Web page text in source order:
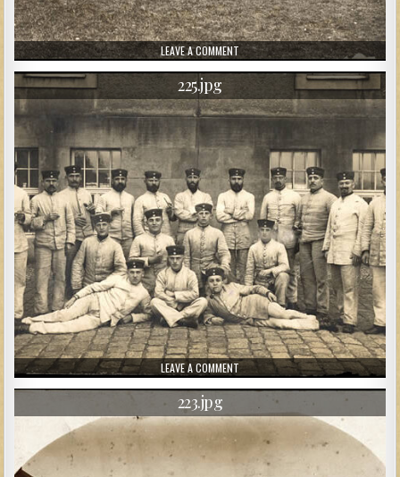
LEAVE A COMMENTON 226.JPG
LEAVE A COMMENTON 225.JPG
225.jpg
223.jpg